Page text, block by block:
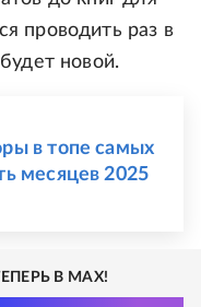
проводить раз в
новой.
в топе самых
месяцев 2025
В MAX!